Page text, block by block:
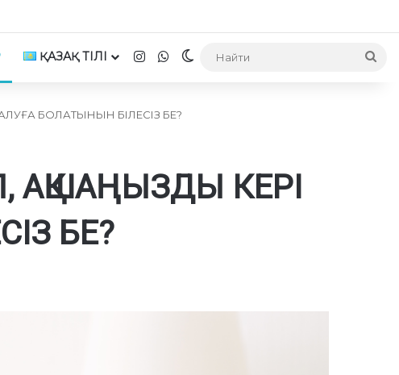
ҚАЗАҚ ТІЛІ InstagramWhatsApp
Switch skin
БОЛАТЫНЫН БІЛЕСІЗ БЕ?
АҚШАҢЫЗДЫ КЕРІ
БЕ?